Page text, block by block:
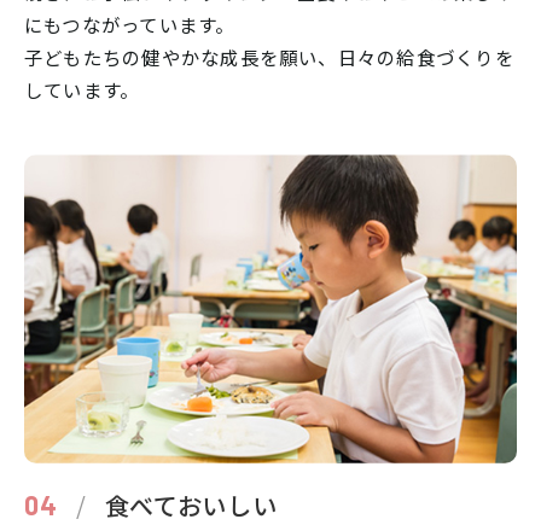
にもつながっています。
子どもたちの健やかな成長を願い、日々の給食づくりを
しています。
04 / 食べておいしい